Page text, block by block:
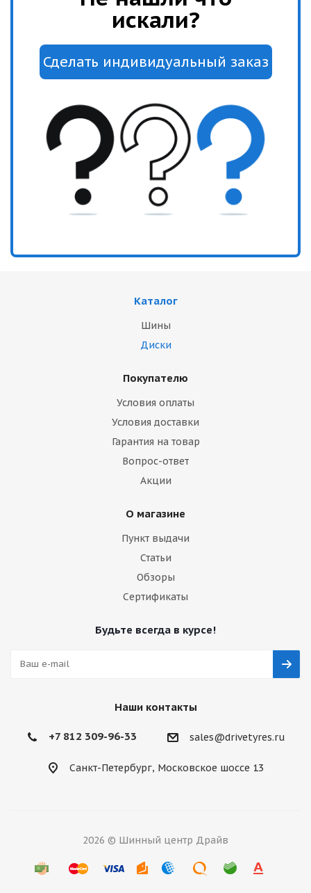
искали?
Каталог
Шины
Диски
Покупателю
Условия оплаты
Условия доставки
Гарантия на товар
Вопрос-ответ
Акции
О магазине
Пункт выдачи
Статьи
Обзоры
Сертификаты
Будьте всегда в курсе!
Наши контакты
+7 812 309-96-33 sales@drivetyres.ru
Санкт-Петербург, Московское шоссе 13
2026 © Шинный центр Драйв